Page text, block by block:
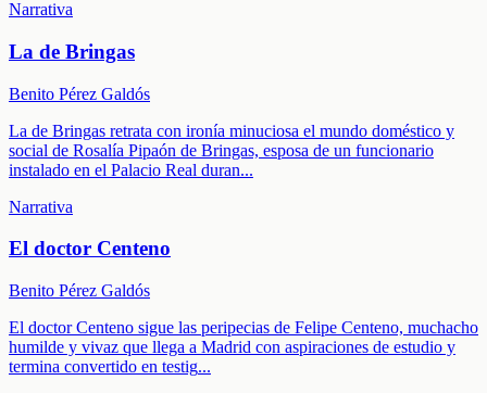
Narrativa
La de Bringas
Benito Pérez Galdós
La de Bringas retrata con ironía minuciosa el mundo doméstico y
social de Rosalía Pipaón de Bringas, esposa de un funcionario
instalado en el Palacio Real duran...
Narrativa
El doctor Centeno
Benito Pérez Galdós
El doctor Centeno sigue las peripecias de Felipe Centeno, muchacho
humilde y vivaz que llega a Madrid con aspiraciones de estudio y
termina convertido en testig...